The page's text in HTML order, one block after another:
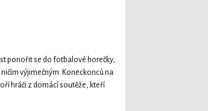
ponořit se do fotbalové horečky,
výjimečným. Koneckonců na
hráči z domácí soutěže, kteří